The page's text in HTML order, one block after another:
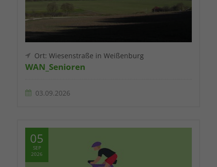
Ort: Wiesenstraße in Weißenburg
WAN_Senioren
03.09.2026
05
SEP
2026